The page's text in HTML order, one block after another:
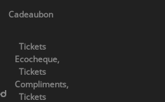
Cadeaubon
Tickets
Ecocheque,
Tickets
Compliments,
Tickets